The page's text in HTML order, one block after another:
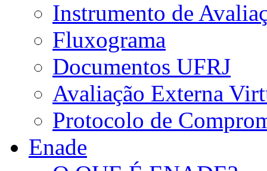
Instrumento de
Fluxograma
Documentos UFRJ
Avaliação Externa
Protocolo de
Enade